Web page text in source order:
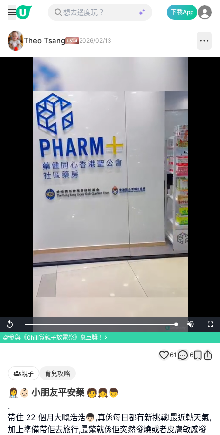
下載App
Theo Tsang 2026/02/13
Replay Loaded:
100.00%
Unmute
參與《Chill賞親子放電祭》贏巨獎！
61 6
親子 育兒攻略
👩‍⚕️👶🏻 小朋友平安藥 🧑‍👧‍👦
.
帶住 22 個月大嘅浩浩👦🏻,真係每日都有新挑戰!最近轉天氣,
加上準備帶佢去旅行,最驚就係佢突然發燒或者皮膚敏感發